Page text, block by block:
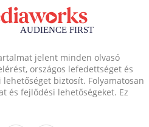
jelent minden olvasó
országos lefedettséget és
biztosít. Folyamatosan
és fejlődési lehetőségeket. Ez